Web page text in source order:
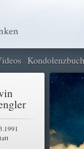
Kondolenzbuch